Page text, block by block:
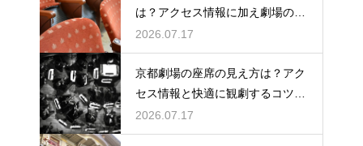
は？アクセス情報に加え劇場の魅
力を徹底解説
2026.07.17
京都劇場の座席の見え方は？アク
セス情報と快適に観劇するコツを
事前にチェック
2026.07.17